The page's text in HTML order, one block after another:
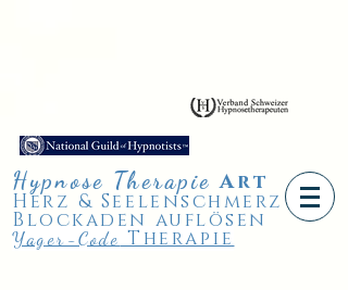
Hypnose Therapie Art
Herz & Seelenschmerz
Blockaden auflösen
Yager-Code Therapie